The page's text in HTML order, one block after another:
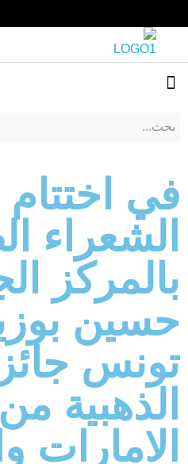
في
الشعراء
بالمركز
حسين
تونس
الذهبية
الامارات